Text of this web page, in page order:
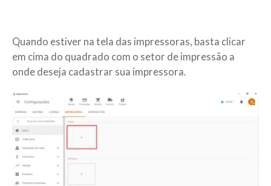
Quando estiver na tela das impressoras, basta clicar
em cima do quadrado com o setor de impressão a
onde deseja cadastrar sua impressora.